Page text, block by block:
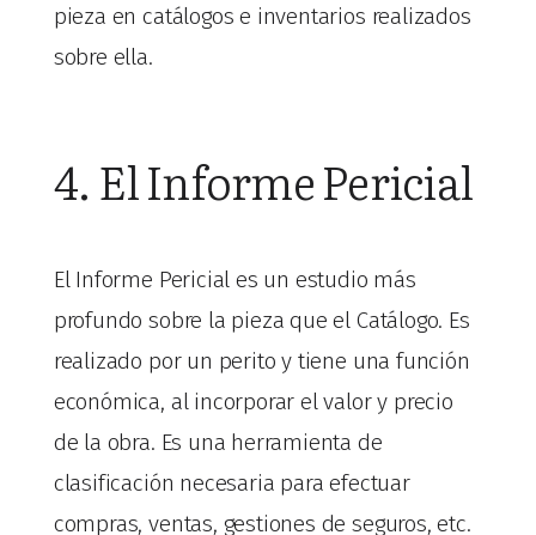
pieza en catálogos e inventarios realizados
sobre ella.
4. El Informe Pericial
El Informe Pericial es un estudio más
profundo sobre la pieza que el Catálogo. Es
realizado por un perito y tiene una función
económica, al incorporar el valor y precio
de la obra. Es una herramienta de
clasificación necesaria para efectuar
compras, ventas, gestiones de seguros, etc.